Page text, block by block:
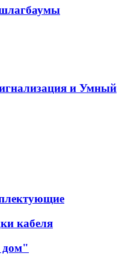
и Умный
кабеля
дом"